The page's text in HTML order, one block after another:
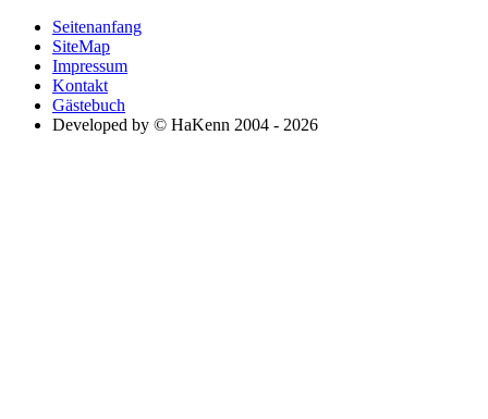
Seitenanfang
SiteMap
Impressum
Kontakt
Gästebuch
Developed by © HaKenn 2004 - 2026